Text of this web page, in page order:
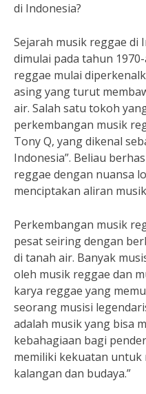
di Indonesia?
Sejarah musik reggae di
dimulai pada tahun
reggae mulai
asing yang turut
air. Salah satu tokoh
perkembangan musik
Tony Q, yang dikenal
Indonesia”. Beliau
reggae dengan nuansa
menciptakan aliran
Perkembangan musik
pesat seiring dengan
di tanah air. Banyak
oleh musik reggae dan
karya reggae yang
seorang musisi
adalah musik yang bisa
kebahagiaan bagi
memiliki kekuatan
kalangan dan budaya.”